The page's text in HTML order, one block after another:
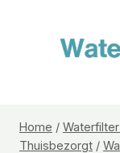
Home /
Thuisbezorgt /